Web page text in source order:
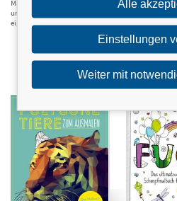
Malen wie van Gogh, Magritte
und Warhol – erschaffe dein
eigenes modernes Kunstwerk
echte
und Platz zum
Ausfüllen
Alle
Einstellungen
Weiter mit